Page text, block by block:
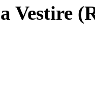
Vestire